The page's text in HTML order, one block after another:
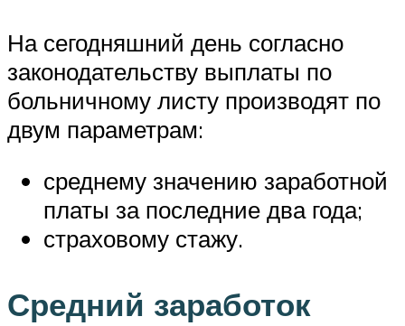
На сегодняшний день согласно
законодательству выплаты по
больничному листу производят по
двум параметрам:
среднему значению заработной
платы за последние два года;
страховому стажу.
Средний заработок